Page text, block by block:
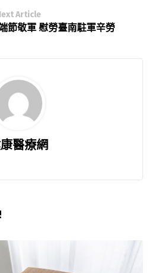
Article
節敬軍 慰勞臺南駐軍辛勞
醫療網